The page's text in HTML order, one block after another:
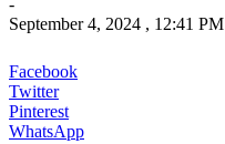
September 4, 2024 , 12:41 PM
Facebook
Twitter
Pinterest
WhatsApp